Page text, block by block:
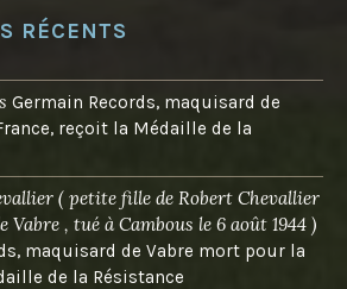
RÉCENTS
Germain Records, maquisard de
reçoit la Médaille de la
( petite fille de Robert Chevallier
Vabre , tué à Cambous le 6 août 1944 )
maquisard de Vabre mort pour la
de la Résistance